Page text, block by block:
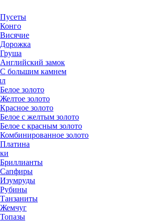
Пусеты
Конго
Висячие
Дорожка
Груша
Английский замок
С большим камнем
Белое золото
Желтое золото
Красное золото
Белое с желтым золото
Белое с красным золото
Комбинированное золото
Платина
Бриллианты
Сапфиры
Изумруды
Рубины
Танзаниты
Жемчуг
Топазы